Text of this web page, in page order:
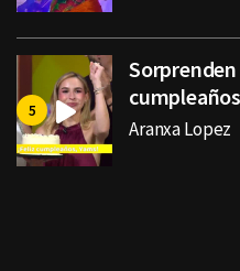
cumpleaños
Aranxa Lopez